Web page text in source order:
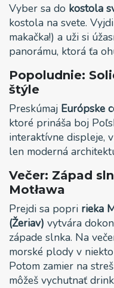
Vyber sa do kostola
kostola na svete.
makačka!) a uži si
panorámu, ktorá ťa
Popoludnie:
štýle
Preskúmaj Európske
ktoré prináša boj
interaktívne displeje,
len moderná
Večer: Západ
Motława
Prejdi sa popri rieka
(Žeriav) vytvára
západe slnka. Na
morské plody v
Potom zamier na
môžeš vychutnať